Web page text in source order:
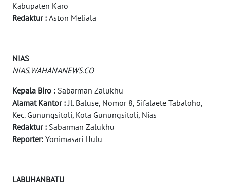
Kabupaten Karo
Redaktur : Aston Meliala
NIAS
NIAS.WAHANANEWS.CO
Kepala Biro : Sabarman Zalukhu
Alamat Kantor :Jl. Baluse, Nomor 8, Sifalaete Tabaloho,
Kec. Gunungsitoli, Kota Gunungsitoli, Nias
Redaktur : Sabarman Zalukhu
Reporter: Yonimasari Hulu
LABUHANBATU
MKLI
LKKI
KOPEKLIN
PORTAL